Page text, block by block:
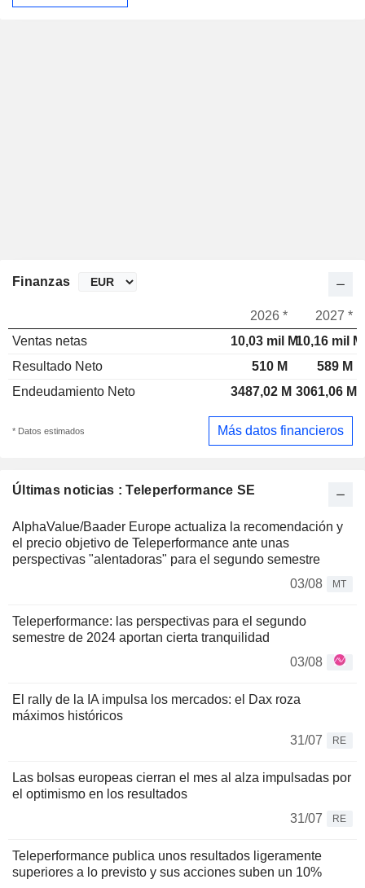
Últimas noticias : Teleperformance SE
AlphaValue/Baader Europe actualiza la recomendación y
el precio objetivo de Teleperformance ante unas
perspectivas "alentadoras" para el segundo semestre
03/08
MT
Teleperformance: las perspectivas para el segundo
semestre de 2024 aportan cierta tranquilidad
03/08
El rally de la IA impulsa los mercados: el Dax roza
máximos históricos
31/07
RE
Las bolsas europeas cierran el mes al alza impulsadas por
el optimismo en los resultados
31/07
RE
Teleperformance publica unos resultados ligeramente
superiores a lo previsto y sus acciones suben un 10%
Finanzas
2026 *
2027 *
Ventas netas
10,03 mil M10,16 mil M
Resultado Neto
510 M
589 M
Endeudamiento Neto
3487,02 M 3061,06 M
* Datos estimados Más datos financieros